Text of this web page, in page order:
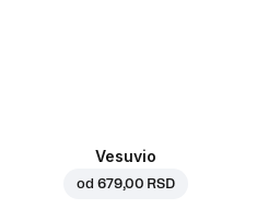
Vesuvio
od 679,00 RSD